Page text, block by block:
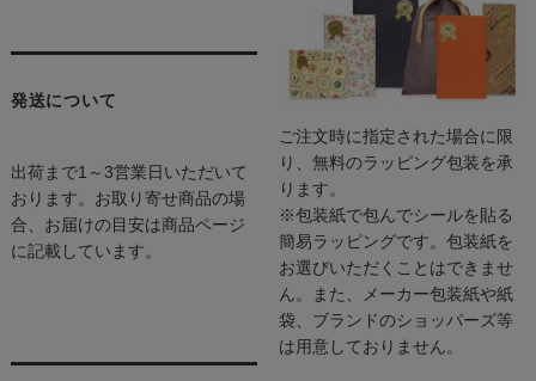
発送について
出荷まで1～3営業日いただいて
おります。お取り寄せ商品の場
合、お届けの目安は商品ページ
に記載しています。
ご注文時に指定された場合に限
り、無料のラッピング包装を承
ります。
※包装紙で包んでシールを貼る
簡易ラッピングです。包装紙を
お選びいただくことはできませ
ん。また、メーカー包装紙や紙
袋、ブランドのショッパーズ等
は用意しておりません。